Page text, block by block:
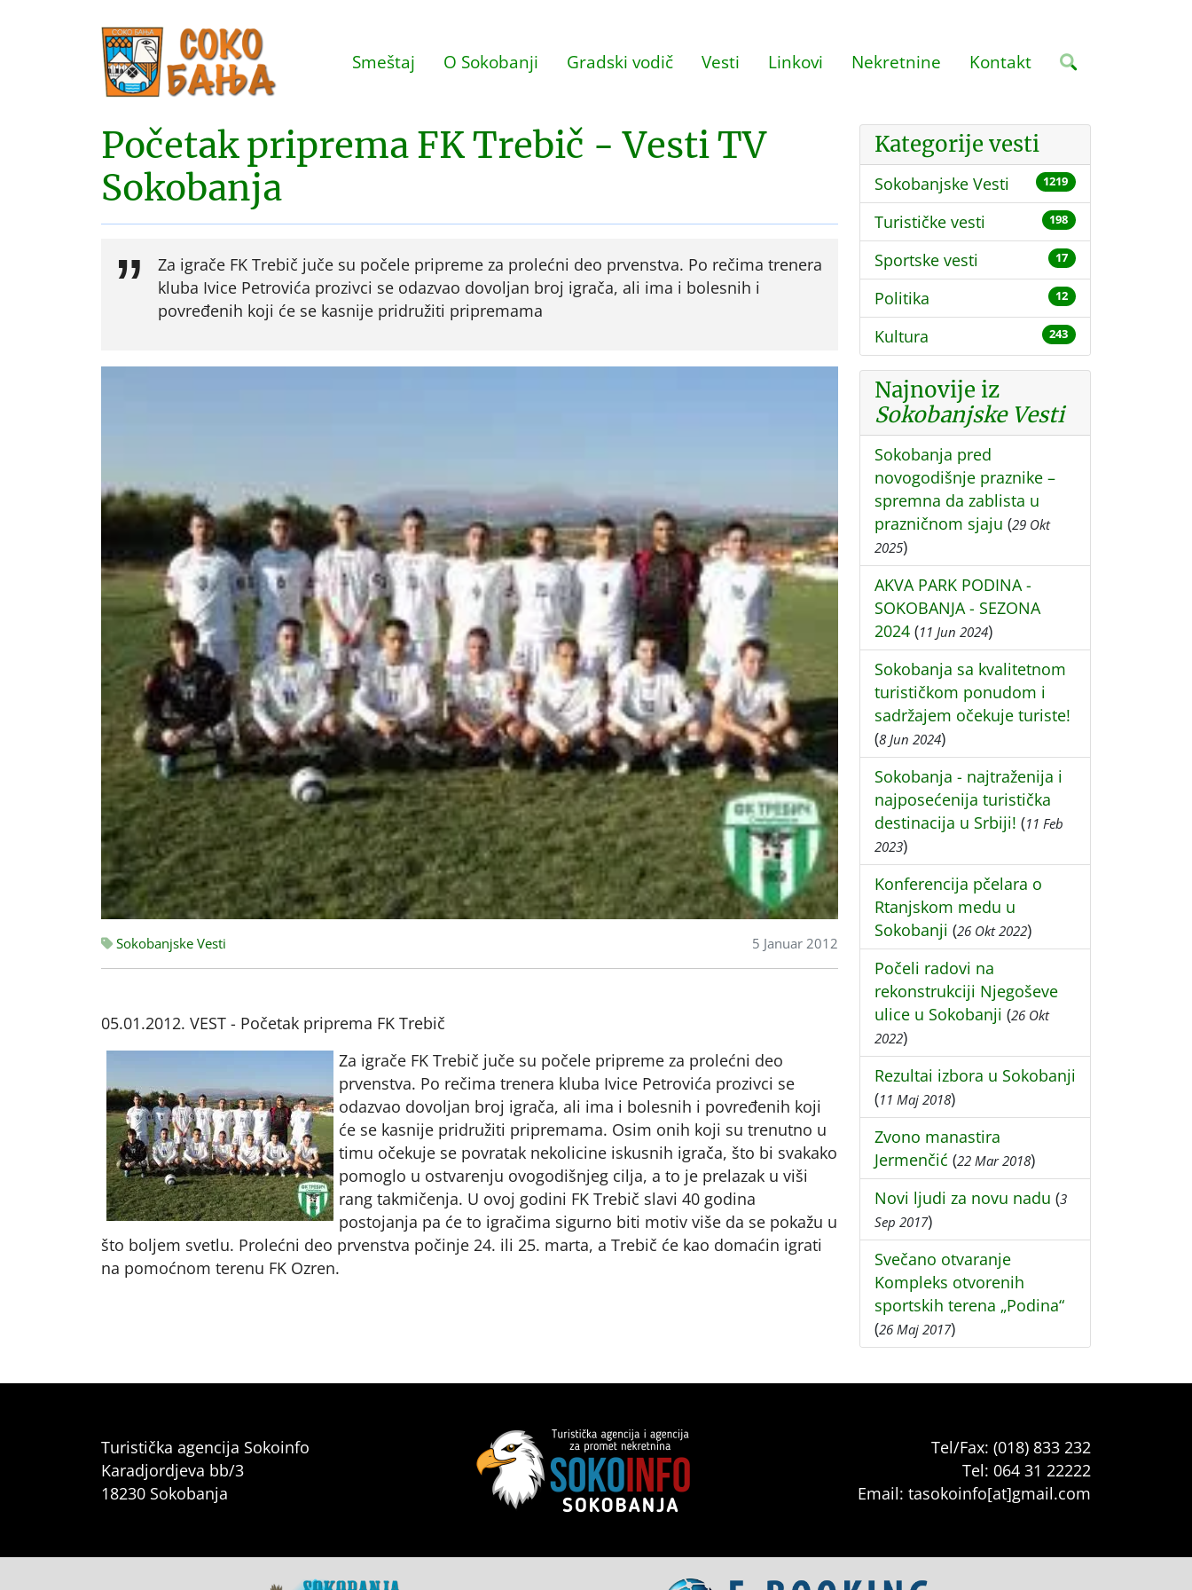
Smeštaj O Sokobanji Gradski vodič Vesti Linkovi Nekretnine Kontakt
Početak priprema FK Trebič - Vesti TV
Sokobanja
Za igrače FK Trebič juče su počele pripreme za prolećni deo prvenstva. Po rečima trenera
kluba Ivice Petrovića prozivci se odazvao dovoljan broj igrača, ali ima i bolesnih i
povređenih koji će se kasnije pridružiti pripremama
Sokobanjske Vesti 5 Januar 2012
05.01.2012. VEST - Početak priprema FK Trebič
Za igrače FK Trebič juče su počele pripreme za prolećni deo
prvenstva. Po rečima trenera kluba Ivice Petrovića prozivci se
odazvao dovoljan broj igrača, ali ima i bolesnih i povređenih koji
će se kasnije pridružiti pripremama. Osim onih koji su trenutno u
timu očekuje se povratak nekolicine iskusnih igrača, što bi svakako
pomoglo u ostvarenju ovogodišnjeg cilja, a to je prelazak u viši
rang takmičenja. U ovoj godini FK Trebič slavi 40 godina
postojanja pa će to igračima sigurno biti motiv više da se pokažu u
što boljem svetlu. Prolećni deo prvenstva počinje 24. ili 25. marta, a Trebič će kao domaćin igrati
na pomoćnom terenu FK Ozren.
Kategorije vesti
Sokobanjske Vesti 1219
Turističke vesti 198
Sportske vesti 17
Politika 12
Kultura 243
Najnovije iz
Sokobanjske Vesti
Sokobanja pred
novogodišnje praznike –
spremna da zablista u
prazničnom sjaju (29 Okt
2025)
AKVA PARK PODINA -
SOKOBANJA - SEZONA
2024 (11 Jun 2024)
Sokobanja sa kvalitetnom
turističkom ponudom i
sadržajem očekuje turiste!
(8 Jun 2024)
Sokobanja - najtraženija i
najposećenija turistička
destinacija u Srbiji! (11 Feb
2023)
Konferencija pčelara o
Rtanjskom medu u
Sokobanji (26 Okt 2022)
Počeli radovi na
rekonstrukciji Njegoševe
ulice u Sokobanji (26 Okt
2022)
Rezultai izbora u Sokobanji
(11 Maj 2018)
Zvono manastira
Jermenčić (22 Mar 2018)
Novi ljudi za novu nadu (3
Sep 2017)
Svečano otvaranje
Kompleks otvorenih
sportskih terena „Podina“
(26 Maj 2017)
Turistička agencija Sokoinfo
Karadjordjeva bb/3
18230 Sokobanja
Tel/Fax: (018) 833 232
Tel: 064 31 22222
Email: tasokoinfo[at]gmail.com